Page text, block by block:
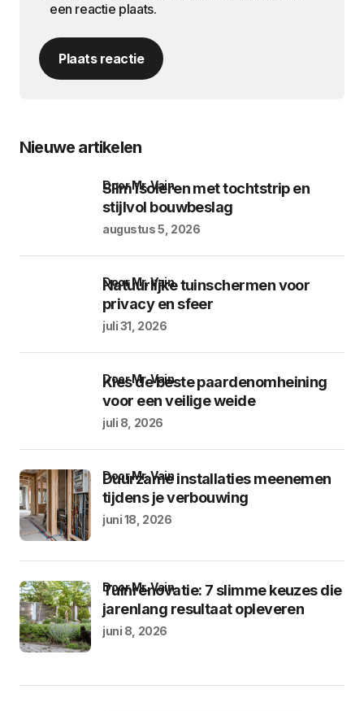
een reactie plaats.
Plaats reactie
Nieuwe artikelen
Slim isoleren met tochtstrip en
stijlvol bouwbeslag
door Mr. Vain
augustus 5, 2026
Natuurlijke tuinschermen voor
privacy en sfeer
door Mr. Vain
juli 31, 2026
Kies de beste paardenomheining
voor een veilige weide
door Mr. Vain
juli 8, 2026
Duurzame installaties meenemen
tijdens je verbouwing
door Mr. Vain
juni 18, 2026
Tuinrenovatie: 7 slimme keuzes die
jarenlang resultaat opleveren
door Mr. Vain
juni 8, 2026